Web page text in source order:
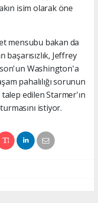
isim olarak öne
mensubu bakan da
başarısızlık, Jeffrey
Washington'a
pahalılığı sorunun
edilen Starmer'ın
istiyor.